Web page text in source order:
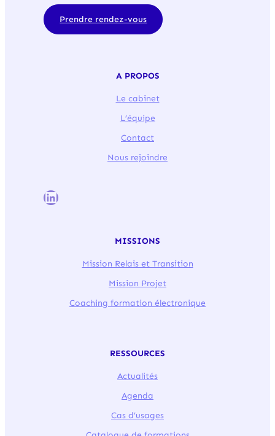
Prendre rendez-vous
A PROPOS
Le cabinet
L’équipe
Contact
Nous rejoindre
LinkedIn
MISSIONS
Mission Relais et Transition
Mission Projet
Coaching formation électronique
RESSOURCES
Actualités
Agenda
Cas d’usages